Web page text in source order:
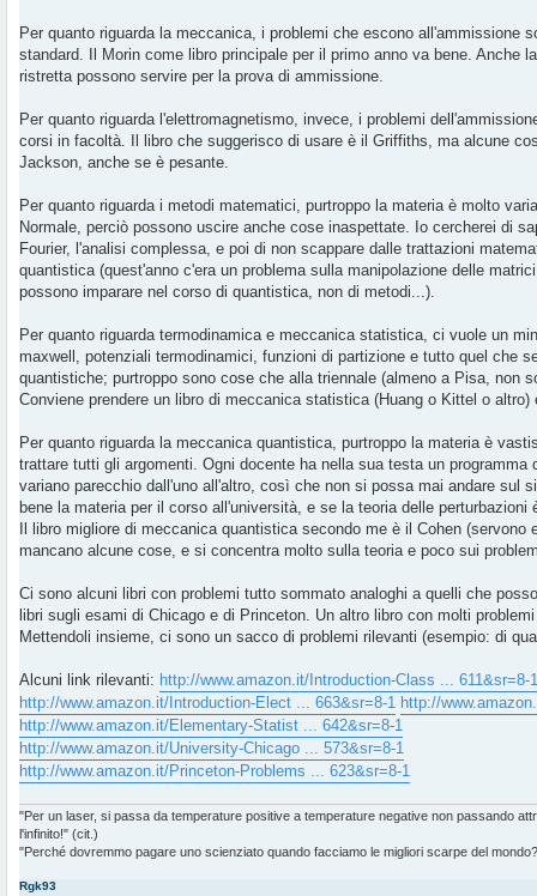
Per quanto riguarda la meccanica, i problemi che escono all'ammissione
standard. Il Morin come libro principale per il primo anno va bene. Anche
ristretta possono servire per la prova di ammissione.
Per quanto riguarda l'elettromagnetismo, invece, i problemi
corsi in facoltà. Il libro che suggerisco di usare è il Griffiths, ma alcune
Jackson, anche se è pesante.
Per quanto riguarda i metodi matematici, purtroppo la materia è molto
Normale, perciò possono uscire anche cose inaspettate. Io cercherei di
Fourier, l'analisi complessa, e poi di non scappare dalle trattazioni
quantistica (quest'anno c'era un problema sulla manipolazione delle
possono imparare nel corso di quantistica, non di metodi...).
Per quanto riguarda termodinamica e meccanica statistica, ci vuole un
maxwell, potenziali termodinamici, funzioni di partizione e tutto quel che
quantistiche; purtroppo sono cose che alla triennale (almeno a Pisa, non
Conviene prendere un libro di meccanica statistica (Huang o Kittel o altro)
Per quanto riguarda la meccanica quantistica, purtroppo la materia è
trattare tutti gli argomenti. Ogni docente ha nella sua testa un programma
variano parecchio dall'uno all'altro, così che non si possa mai andare sul
bene la materia per il corso all'università, e se la teoria delle perturbazioni
Il libro migliore di meccanica quantistica secondo me è il Cohen (servono
mancano alcune cose, e si concentra molto sulla teoria e poco sui
Ci sono alcuni libri con problemi tutto sommato analoghi a quelli che
libri sugli esami di Chicago e di Princeton. Un altro libro con molti
Mettendoli insieme, ci sono un sacco di problemi rilevanti (esempio: di
Alcuni link rilevanti: http://www.amazon.it/Introduction-Class ... 611&sr=8-1
http://www.amazon.it/Introduction-Elect ... 663&sr=8-1 http://
http://www.amazon.it/Elementary-Statist ... 642&sr=8-1
http://www.amazon.it/University-Chicago ... 573&sr=8-1
http://www.amazon.it/Princeton-Problems ... 623&sr=8-1
"Per un laser, si passa da temperature positive a temperature negative non passando
l'infinito!" (cit.)
"Perché dovremmo pagare uno scienziato quando facciamo le migliori scarpe del
Rgk93